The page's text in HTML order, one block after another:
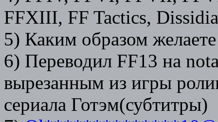
FFXIII, FF Tactics,
5) Каким образом
6) Переводил FF13 на
вырезанным из игры
сериала Готэм(субтитры)